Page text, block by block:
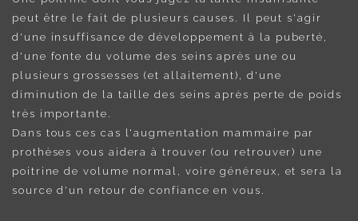
peut être le fait de plusieurs causes. Il peut s'agir
d'une insuffisance de développement à la puberté,
d'une fonte du volume des seins après une ou
plusieurs grossesses (et allaitement), d'une
diminution de la taille des seins après perte de poids
très importante.
Dans tous ces cas l'augmentation mammaire par
prothèses vous aidera à trouver (ou retrouver) une
poitrine de volume normal, voire généreux, et sera la
source d'un retour de confiance en vous.